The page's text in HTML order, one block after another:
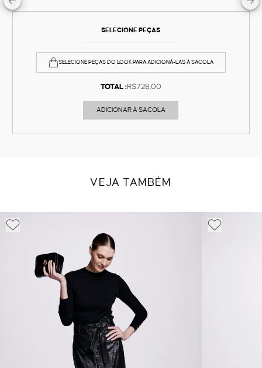
SELECIONE PEÇAS
SELECIONE PEÇAS DO LOOK PARA ADICIONÁ-LAS À SACOLA
TOTAL :R$728,00
ADICIONAR À SACOLA
VEJA TAMBÉM